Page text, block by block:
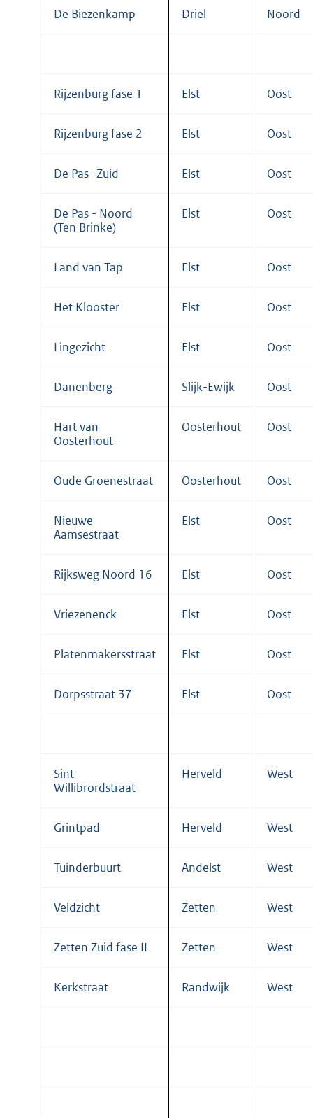
De Biezenkamp Driel Noord
Rijzenburg fase 1 Elst Oost
Rijzenburg fase 2 Elst Oost
De Pas -Zuid Elst Oost
De Pas - Noord
(Ten Brinke)
Elst Oost
Land van Tap Elst Oost
Het Klooster Elst Oost
Lingezicht Elst Oost
Danenberg Slijk-Ewijk Oost
Hart van
Oosterhout
Oosterhout Oost
Oude Groenestraat Oosterhout Oost
Nieuwe
Aamsestraat
Elst Oost
Rijksweg Noord 16 Elst Oost
Vriezenenck Elst Oost
Platenmakersstraat Elst Oost
Dorpsstraat 37 Elst Oost
Sint
Willibrordstraat
Herveld West
Grintpad Herveld West
Tuinderbuurt Andelst West
Veldzicht Zetten West
Zetten Zuid fase II Zetten West
Kerkstraat Randwijk West